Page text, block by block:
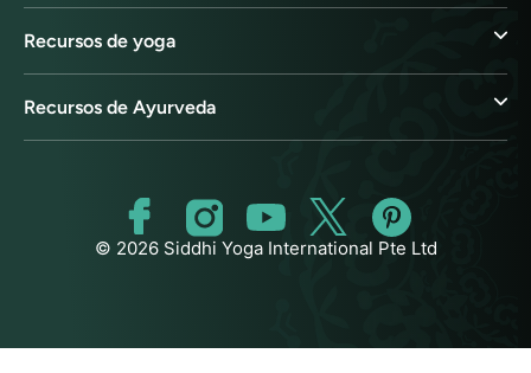
Recursos de yoga
Recursos de Ayurveda
© 2026 Siddhi Yoga International Pte Ltd